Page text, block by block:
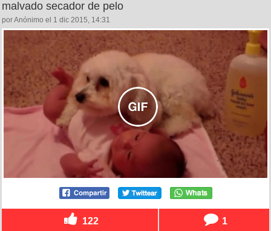
malvado secador de pelo
por Anónimo el 1 dic 2015, 14:31
122 1